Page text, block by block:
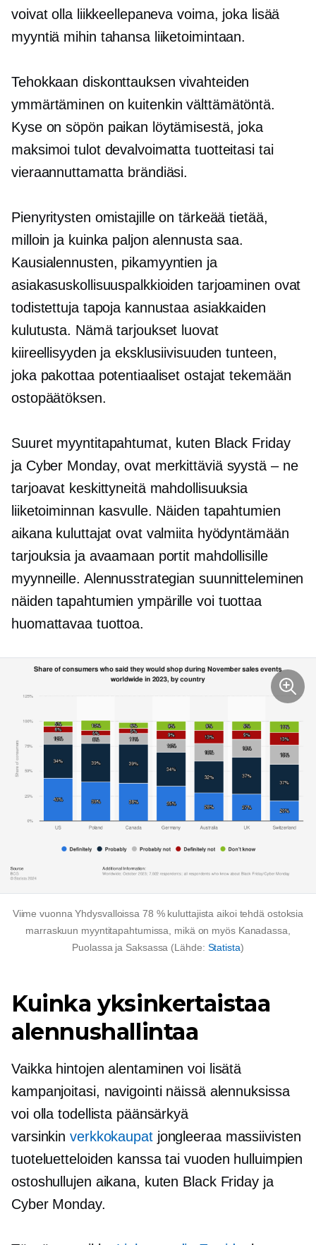
voivat olla liikkeellepaneva voima, joka lisää
myyntiä mihin tahansa liiketoimintaan.
Tehokkaan diskonttauksen vivahteiden
ymmärtäminen on kuitenkin välttämätöntä.
Kyse on söpön paikan löytämisestä, joka
maksimoi tulot devalvoimatta tuotteitasi tai
vieraannuttamatta brändiäsi.
Pienyritysten omistajille on tärkeää tietää,
milloin ja kuinka paljon alennusta saa.
Kausialennusten, pikamyyntien ja
asiakasuskollisuuspalkkioiden tarjoaminen ovat
todistettuja tapoja kannustaa asiakkaiden
kulutusta. Nämä tarjoukset luovat
kiireellisyyden ja eksklusiivisuuden tunteen,
joka pakottaa potentiaaliset ostajat tekemään
ostopäätöksen.
Suuret myyntitapahtumat, kuten Black Friday
ja Cyber ​​Monday, ovat merkittäviä syystä – ne
tarjoavat keskittyneitä mahdollisuuksia
liiketoiminnan kasvulle. Näiden tapahtumien
aikana kuluttajat ovat valmiita hyödyntämään
tarjouksia ja avaamaan portit mahdollisille
myynneille. Alennusstrategian suunnitteleminen
näiden tapahtumien ympärille voi tuottaa
huomattavaa tuottoa.
Viime vuonna Yhdysvalloissa 78 % kuluttajista aikoi tehdä ostoksia
marraskuun myyntitapahtumissa, mikä on myös Kanadassa,
Puolassa ja Saksassa (Lähde: Statista)
Kuinka yksinkertaistaa
alennushallintaa
Vaikka hintojen alentaminen voi lisätä
kampanjoitasi, navigointi näissä alennuksissa
voi olla todellista päänsärkyä
varsinkinverkkokaupatjongleeraa massiivisten
tuoteluetteloiden kanssa tai vuoden hulluimpien
ostoshullujen aikana, kuten Black Friday ja
Cyber ​​Monday.